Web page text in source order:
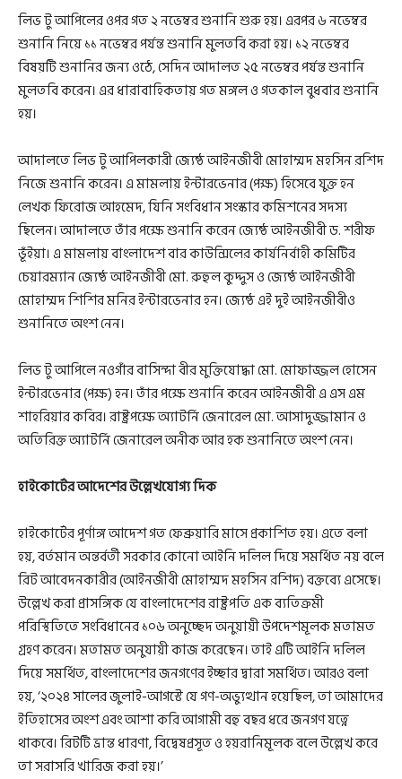
লিভ টু আপিলের ওপর গত ২ নভেম্বর শুনানি শুরু হয়। এরপর ৬ নভেম্বর
শুনানি নিয়ে ১১ নভেম্বর পর্যন্ত শুনানি মুলতবি করা হয়। ১২ নভেম্বর
বিষয়টি শুনানির জন্য ওঠে, সেদিন আদালত ২৫ নভেম্বর পর্যন্ত শুনানি
মুলতবি করেন। এর ধারাবাহিকতায় গত মঙ্গল ও গতকাল বুধবার শুনানি
হয়।
আদালতে লিভ টু আপিলকারী জ্যেষ্ঠ আইনজীবী মোহাম্মদ মহসিন রশিদ
নিজে শুনানি করেন। এ মামলায় ইন্টারভেনার (পক্ষ) হিসেবে যুক্ত হন
লেখক ফিরোজ আহমেদ, যিনি সংবিধান সংস্কার কমিশনের সদস্য
ছিলেন। আদালতে তাঁর পক্ষে শুনানি করেন জ্যেষ্ঠ আইনজীবী ড. শরীফ
ভূঁইয়া। এ মামলায় বাংলাদেশ বার কাউন্সিলের কার্যনির্বাহী কমিটির
চেয়ারম্যান জ্যেষ্ঠ আইনজীবী মো. রুহুল কুদ্দুস ও জ্যেষ্ঠ আইনজীবী
মোহাম্মদ শিশির মনির ইন্টারভেনার হন। জ্যেষ্ঠ এই দুই আইনজীবীও
শুনানিতে অংশ নেন।
লিভ টু আপিলে নওগাঁর বাসিন্দা বীর মুক্তিযোদ্ধা মো. মোফাজ্জল হোসেন
ইন্টারভেনার (পক্ষ) হন। তাঁর পক্ষে শুনানি করেন আইনজীবী এ এস এম
শাহরিয়ার কবির। রাষ্ট্রপক্ষে অ্যাটর্নি জেনারেল মো. আসাদুজ্জামান ও
অতিরিক্ত অ্যাটর্নি জেনারেল অনীক আর হক শুনানিতে অংশ নেন।
হাইকোর্টের আদেশের উল্লেখযোগ্য দিক
হাইকোর্টের পূর্ণাঙ্গ আদেশ গত ফেব্রুয়ারি মাসে প্রকাশিত হয়। এতে বলা
হয়, বর্তমান অন্তর্বর্তী সরকার কোনো আইনি দলিল দিয়ে সমর্থিত নয় বলে
রিট আবেদনকারীর (আইনজীবী মোহাম্মদ মহসিন রশিদ) বক্তব্যে এসেছে।
উল্লেখ করা প্রাসঙ্গিক যে বাংলাদেশের রাষ্ট্রপতি এক ব্যতিক্রমী
পরিস্থিতিতে সংবিধানের ১০৬ অনুচ্ছেদ অনুয়ায়ী উপদেশমূলক মতামত
গ্রহণ করেন। মতামত অনুযায়ী কাজ করেছেন। তাই এটি আইনি দলিল
দিয়ে সমর্থিত, বাংলাদেশের জনগণের ইচ্ছার দ্বারা সমর্থিত। আরও বলা
হয়, ‘২০২৪ সালের জুলাই-আগস্টে যে গণ-অভ্যুত্থান হয়েছিল, তা আমাদের
ইতিহাসের অংশ এবং আশা করি আগামী বহু বছর ধরে জনগণ যত্নে
থাকবে। রিটটি ভ্রান্ত ধারণা, বিদ্বেষপ্রসূত ও হয়রানিমূলক বলে উল্লেখ করে
তা সরাসরি খারিজ করা হয়।’